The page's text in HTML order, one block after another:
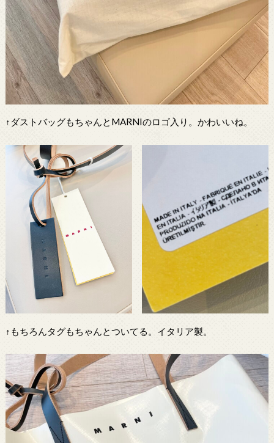
↑ダストバッグもちゃんとMARNIのロゴ入り。かわいいね。
↑もちろんタグもちゃんとついてる。イタリア製。